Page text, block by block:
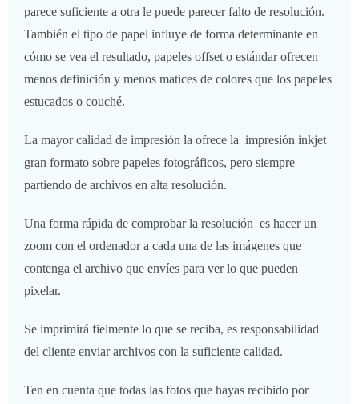
parece suficiente a otra le puede parecer falto de resolución.
También el tipo de papel influye de forma determinante en
cómo se vea el resultado, papeles offset o estándar ofrecen
menos definición y menos matices de colores que los papeles
estucados o couché.
La mayor calidad de impresión la ofrece la impresión inkjet
gran formato sobre papeles fotográficos, pero siempre
partiendo de archivos en alta resolución.
Una forma rápida de comprobar la resolución es hacer un
zoom con el ordenador a cada una de las imágenes que
contenga el archivo que envíes para ver lo que pueden
pixelar.
Se imprimirá fielmente lo que se reciba, es responsabilidad
del cliente enviar archivos con la suficiente calidad.
Ten en cuenta que todas las fotos que hayas recibido por